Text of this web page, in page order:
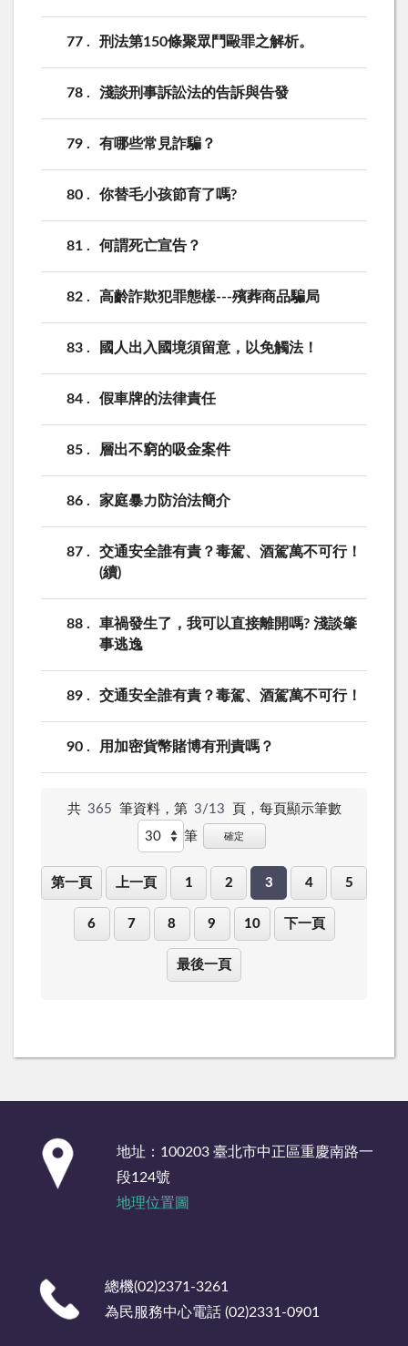
77 刑法第150條聚眾鬥毆罪之解析。
78 淺談刑事訴訟法的告訴與告發
79 有哪些常見詐騙？
80 你替毛小孩節育了嗎?
81 何謂死亡宣告？
82 高齡詐欺犯罪態樣---殯葬商品騙局
83 國人出入國境須留意，以免觸法！
84 假車牌的法律責任
85 層出不窮的吸金案件
86 家庭暴力防治法簡介
87
交通安全誰有責？毒駕、酒駕萬不可行！
(續)
88
車禍發生了，我可以直接離開嗎? 淺談肇
事逃逸
89 交通安全誰有責？毒駕、酒駕萬不可行！
90 用加密貨幣賭博有刑責嗎？
共 365 筆資料，第 3/13 頁， 每頁顯示筆數
筆
確定
第一頁 上一頁 1 2 3 4 5
6 7 8 9 10 下一頁
最後一頁
地址：100203 臺北市中正區重慶南路一
段124號
地理位置圖
總機(02)2371-3261
為民服務中心電話 (02)2331-0901